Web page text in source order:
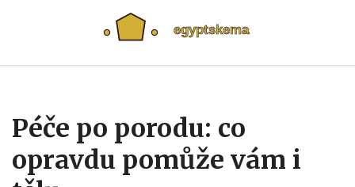
Péče po porodu: co
opravdu pomůže vám i